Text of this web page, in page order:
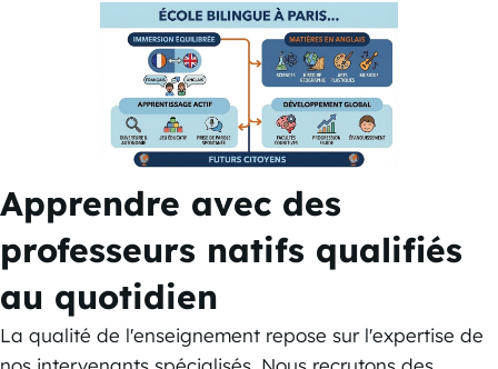
Apprendre avec des
professeurs natifs qualifiés
au quotidien
La qualité de l'enseignement repose sur l'expertise de